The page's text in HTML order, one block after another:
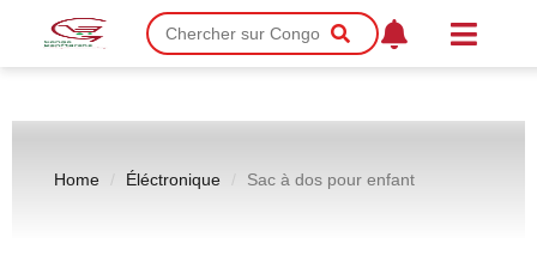
Home Éléctronique Sac à dos pour enfant